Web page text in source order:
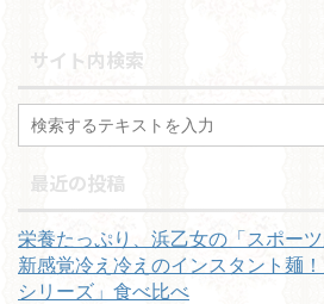
サイト内検索
最近の投稿
栄養たっぷり、浜乙女の「スポーツ
新感覚冷え冷えのインスタント麺
シリーズ」食べ比べ